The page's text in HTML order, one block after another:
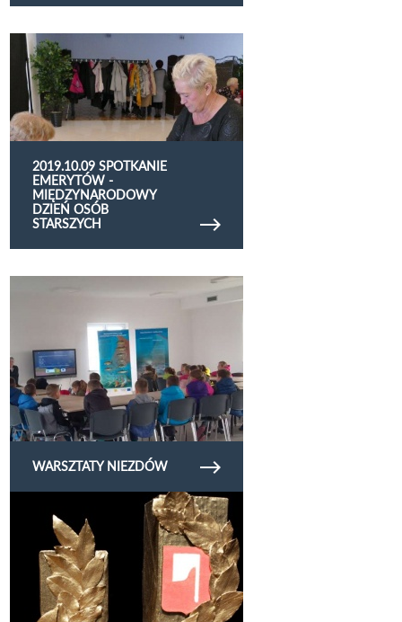
2019.10.09 SPOTKANIE
EMERYTÓW -
MIĘDZYNARODOWY
DZIEŃ OSÓB
STARSZYCH
Obejrzyj galerię zdjęć 2019.10.09 Spotkanie
emerytów - Międzynarodowy Dzień Osób
Starszych
WARSZTATY NIEZDÓW
Obejrzyj galerię zdjęć 2019.10.01 Laur
Aktywnego Seniora 2019